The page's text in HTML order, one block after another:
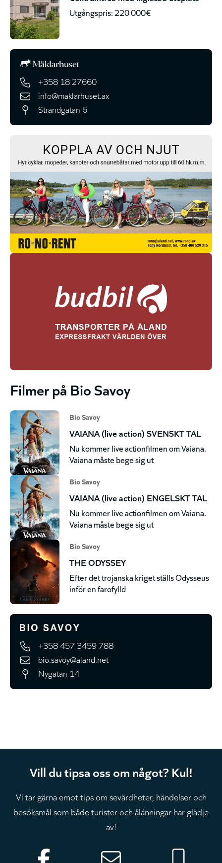
Utgångspris: 220 000€
+358 18 27660
info@maklarhuset.ax
Strandgatan 6
Filmer på Bio Savoy
Bio Savoy
VAIANA (live action) SVENSKT TAL
Nu kommer live actionfilmen om Vaiana.
Vaiana måste bege sig ut
Bio Savoy
VAIANA (live action) ENGELSKT TAL
Nu kommer live actionfilmen om Vaiana.
Vaiana måste bege sig ut
Bio Savoy
THE ODYSSEY
Efter det trojanska kriget ställs Odysseus
inför en farofylld
+358 457 3459 788
bio.savoy@aland.net
Nygatan 14
Vill du tipsa oss om något? Kul!
Vi tar gärna emot tips om sevärdheter, händelser och
besöksmål som både turister och ålänningar har glädje
av!